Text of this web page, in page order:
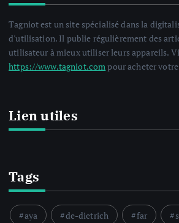
Tagniot est un site spécialisé dans la
d'utilisation. Il publie régulièrement des
utilisateur à mieux utiliser leurs appareils.
https://www.tagniot.compour acheter
Lien utiles
Tags
aya de-dietrich far